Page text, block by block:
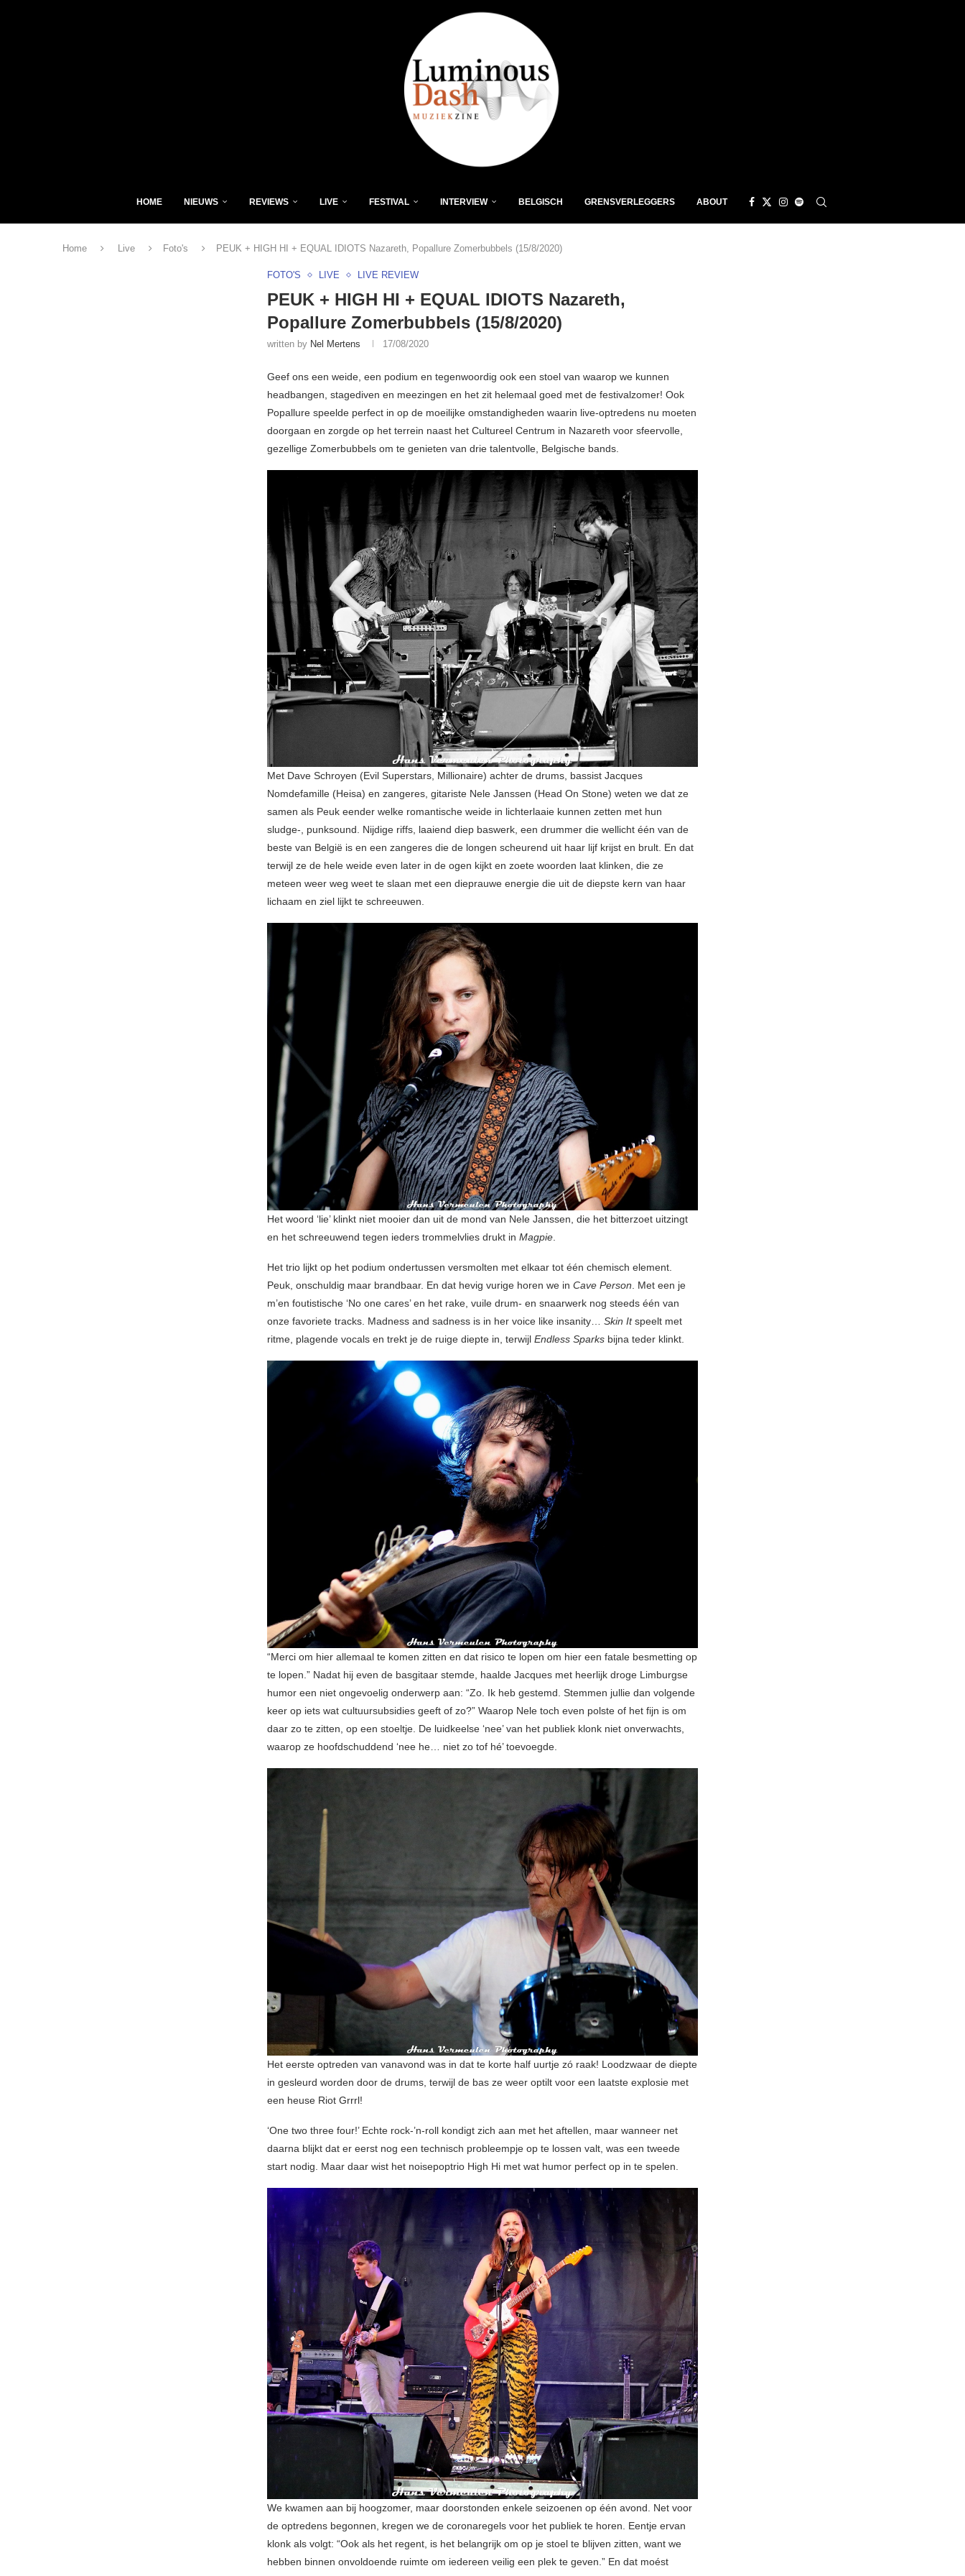
HOME NIEUWS REVIEWS LIVE FESTIVAL INTERVIEW BELGISCH GRENSVERLEGGERS ABOUT
Home Live Foto's PEUK + HIGH HI + EQUAL IDIOTS Nazareth, Popallure Zomerbubbels (15/8/2020)
FOTO'S LIVE LIVE REVIEW
PEUK + HIGH HI + EQUAL IDIOTS Nazareth,
Popallure Zomerbubbels (15/8/2020)
written by Nel Mertens 17/08/2020
Geef ons een weide, een podium en tegenwoordig ook een stoel van waarop we kunnen
headbangen, stagediven en meezingen en het zit helemaal goed met de festivalzomer! Ook
Popallure speelde perfect in op de moeilijke omstandigheden waarin live-optredens nu moeten
doorgaan en zorgde op het terrein naast het Cultureel Centrum in Nazareth voor sfeervolle,
gezellige Zomerbubbels om te genieten van drie talentvolle, Belgische bands.
Met Dave Schroyen (Evil Superstars, Millionaire) achter de drums, bassist Jacques
Nomdefamille (Heisa) en zangeres, gitariste Nele Janssen (Head On Stone) weten we dat ze
samen als Peuk eender welke romantische weide in lichterlaaie kunnen zetten met hun
sludge-, punksound. Nijdige riffs, laaiend diep baswerk, een drummer die wellicht één van de
beste van België is en een zangeres die de longen scheurend uit haar lijf krijst en brult. En dat
terwijl ze de hele weide even later in de ogen kijkt en zoete woorden laat klinken, die ze
meteen weer weg weet te slaan met een dieprauwe energie die uit de diepste kern van haar
lichaam en ziel lijkt te schreeuwen.
Het woord ‘lie’ klinkt niet mooier dan uit de mond van Nele Janssen, die het bitterzoet uitzingt
en het schreeuwend tegen ieders trommelvlies drukt in Magpie
Het trio lijkt op het podium ondertussen versmolten met elkaar tot één chemisch element.
Peuk, onschuldig maar brandbaar. En dat hevig vurige horen we in Cave Person . Met een je
m’en foutistische ‘No one cares’ en het rake, vuile drum- en snaarwerk nog steeds één van
onze favoriete tracks. Madness and sadness is in her voice like insanity… Skin Itspeelt met
ritme, plagende vocals en trekt je de ruige diepte in, terwijl Endless Sparks bijna teder klinkt.
“Merci om hier allemaal te komen zitten en dat risico te lopen om hier een fatale besmetting op
te lopen.” Nadat hij even de basgitaar stemde, haalde Jacques met heerlijk droge Limburgse
humor een niet ongevoelig onderwerp aan: “Zo. Ik heb gestemd. Stemmen jullie dan volgende
keer op iets wat cultuursubsidies geeft of zo?” Waarop Nele toch even polste of het fijn is om
daar zo te zitten, op een stoeltje. De luidkeelse ‘nee’ van het publiek klonk niet onverwachts,
waarop ze hoofdschuddend ‘nee he… niet zo tof hé’ toevoegde.
Het eerste optreden van vanavond was in dat te korte half uurtje zó raak! Loodzwaar de diepte
in gesleurd worden door de drums, terwijl de bas ze weer optilt voor een laatste explosie met
een heuse Riot Grrrl!
‘One two three four!’ Echte rock-’n-roll kondigt zich aan met het aftellen, maar wanneer net
daarna blijkt dat er eerst nog een technisch probleempje op te lossen valt, was een tweede
start nodig. Maar daar wist het noisepoptrio High Hi met wat humor perfect op in te spelen.
We kwamen aan bij hoogzomer, maar doorstonden enkele seizoenen op één avond. Net voor
de optredens begonnen, kregen we de coronaregels voor het publiek te horen. Eentje ervan
klonk als volgt: “Ook als het regent, is het belangrijk om op je stoel te blijven zitten, want we
hebben binnen onvoldoende ruimte om iedereen veilig een plek te geven.” En dat moést